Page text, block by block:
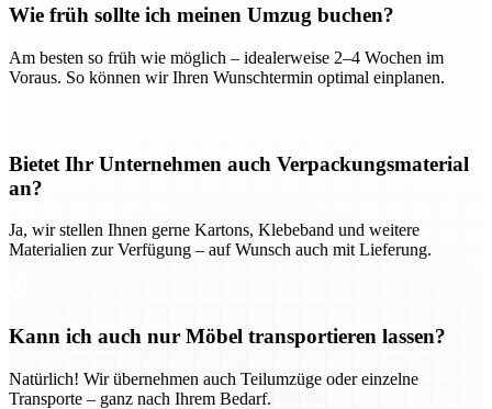
Wie früh sollte ich meinen Umzug buchen?
Am besten so früh wie möglich – idealerweise 2–4 Wochen im
Voraus. So können wir Ihren Wunschtermin optimal einplanen.
Bietet Ihr Unternehmen auch Verpackungsmaterial
an?
Ja, wir stellen Ihnen gerne Kartons, Klebeband und weitere
Materialien zur Verfügung – auf Wunsch auch mit Lieferung.
Kann ich auch nur Möbel transportieren lassen?
Natürlich! Wir übernehmen auch Teilumzüge oder einzelne
Transporte – ganz nach Ihrem Bedarf.